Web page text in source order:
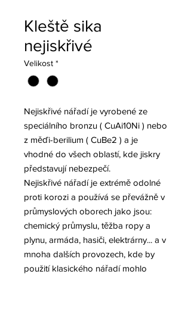
Kleště sika
nejiskřivé
Velikost *
Nejiskřivé nářadí je vyrobené ze
speciálního bronzu ( CuAi10Ni ) nebo
z měďi-berilium ( CuBe2 ) a je
vhodné do všech oblastí, kde jiskry
představují nebezpečí.
Nejiskřivé nářadí je extrémě odolné
proti korozi a používá se převážně v
průmyslových oborech jako jsou:
chemický průmyslu, těžba ropy a
plynu, armáda, hasiči, elektrárny... a v
mnoha dalších provozech, kde by
použití klasického nářadí mohlo